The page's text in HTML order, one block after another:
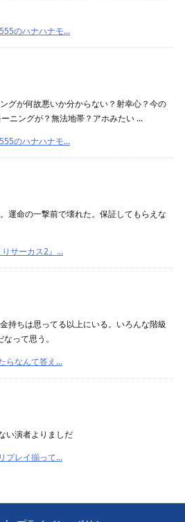
のハナハナモ...
グが何故悪いか分からない？射幸心？今の
ニングが？無法地帯？アホみたい ...
のハナハナモ...
運命の一撃前で壊れた。保証してもらえな
りサーカス2』...
持ちは思ってる以上にいる。いろんな階級
って思う。
らなんて答え...
い演者よりましだ
プレイ揃って...